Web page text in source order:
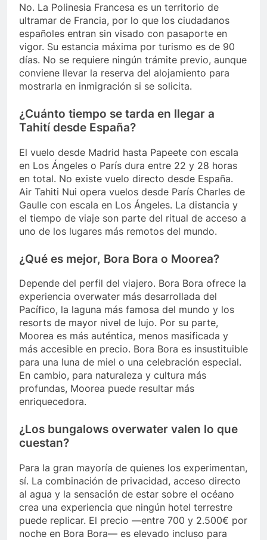
No. La Polinesia Francesa es un territorio de
ultramar de Francia, por lo que los ciudadanos
españoles entran sin visado con pasaporte en
vigor. Su estancia máxima por turismo es de 90
días. No se requiere ningún trámite previo, aunque
conviene llevar la reserva del alojamiento para
mostrarla en inmigración si se solicita.
¿Cuánto tiempo se tarda en llegar a
Tahití desde España?
El vuelo desde Madrid hasta Papeete con escala
en Los Ángeles o París dura entre 22 y 28 horas
en total. No existe vuelo directo desde España.
Air Tahiti Nui opera vuelos desde París Charles de
Gaulle con escala en Los Ángeles. La distancia y
el tiempo de viaje son parte del ritual de acceso a
uno de los lugares más remotos del mundo.
¿Qué es mejor, Bora Bora o Moorea?
Depende del perfil del viajero. Bora Bora ofrece la
experiencia overwater más desarrollada del
Pacífico, la laguna más famosa del mundo y los
resorts de mayor nivel de lujo. Por su parte,
Moorea es más auténtica, menos masificada y
más accesible en precio. Bora Bora es insustituible
para una luna de miel o una celebración especial.
En cambio, para naturaleza y cultura más
profundas, Moorea puede resultar más
enriquecedora.
¿Los bungalows overwater valen lo que
cuestan?
Para la gran mayoría de quienes los experimentan,
sí. La combinación de privacidad, acceso directo
al agua y la sensación de estar sobre el océano
crea una experiencia que ningún hotel terrestre
puede replicar. El precio —entre 700 y 2.500€ por
noche en Bora Bora— es elevado incluso para